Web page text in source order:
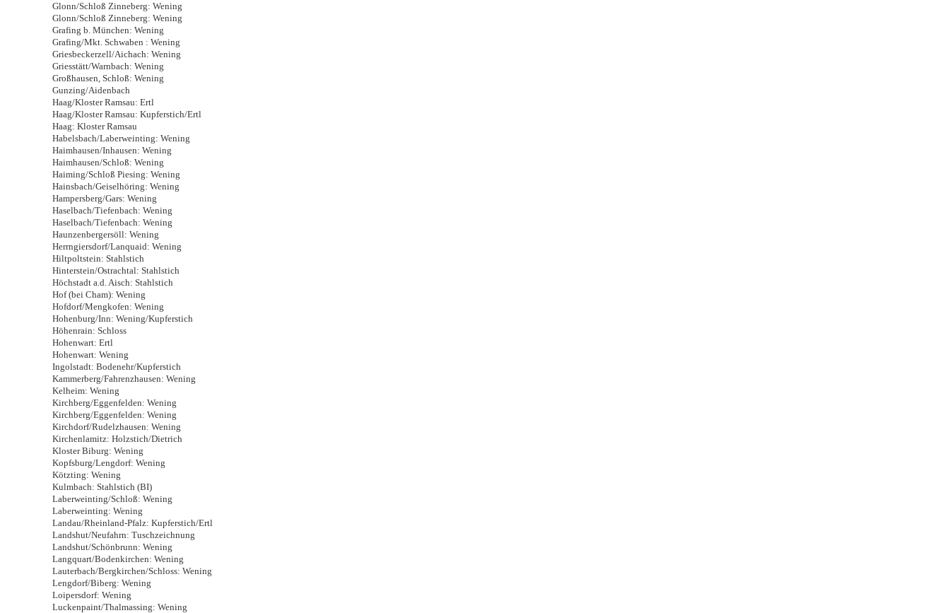
Glonn/Schloß Zinneberg: Wening
Glonn/Schloß Zinneberg: Wening
Grafing b. München: Wening
Grafing/Mkt. Schwaben : Wening
Griesbeckerzell/Aichach: Wening
Griesstätt/Warnbach: Wening
Großhausen, Schloß: Wening
Gunzing/Aidenbach
Haag/Kloster Ramsau: Ertl
Haag/Kloster Ramsau: Kupferstich/Ertl
Haag: Kloster Ramsau
Habelsbach/Laberweinting: Wening
Haimhausen/Inhausen: Wening
Haimhausen/Schloß: Wening
Haiming/Schloß Piesing: Wening
Hainsbach/Geiselhöring: Wening
Hampersberg/Gars: Wening
Haselbach/Tiefenbach: Wening
Haselbach/Tiefenbach: Wening
Haunzenbergersöll: Wening
Herrngiersdorf/Lanquaid: Wening
Hiltpoltstein: Stahlstich
Hinterstein/Ostrachtal: Stahlstich
Höchstadt a.d. Aisch: Stahlstich
Hof (bei Cham): Wening
Hofdorf/Mengkofen: Wening
Hohenburg/Inn: Wening/Kupferstich
Höhenrain: Schloss
Hohenwart: Ertl
Hohenwart: Wening
Ingolstadt: Bodenehr/Kupferstich
Kammerberg/Fahrenzhausen: Wening
Kelheim: Wening
Kirchberg/Eggenfelden: Wening
Kirchberg/Eggenfelden: Wening
Kirchdorf/Rudelzhausen: Wening
Kirchenlamitz: Holzstich/Dietrich
Kloster Biburg: Wening
Kopfsburg/Lengdorf: Wening
Kötzting: Wening
Kulmbach: Stahlstich (BI)
Laberweinting/Schloß: Wening
Laberweinting: Wening
Landau/Rheinland-Pfalz: Kupferstich/Ertl
Landshut/Neufahrn: Tuschzeichnung
Landshut/Schönbrunn: Wening
Langquart/Bodenkirchen: Wening
Lauterbach/Bergkirchen/Schloss: Wening
Lengdorf/Biberg: Wening
Loipersdorf: Wening
Luckenpaint/Thalmassing: Wening